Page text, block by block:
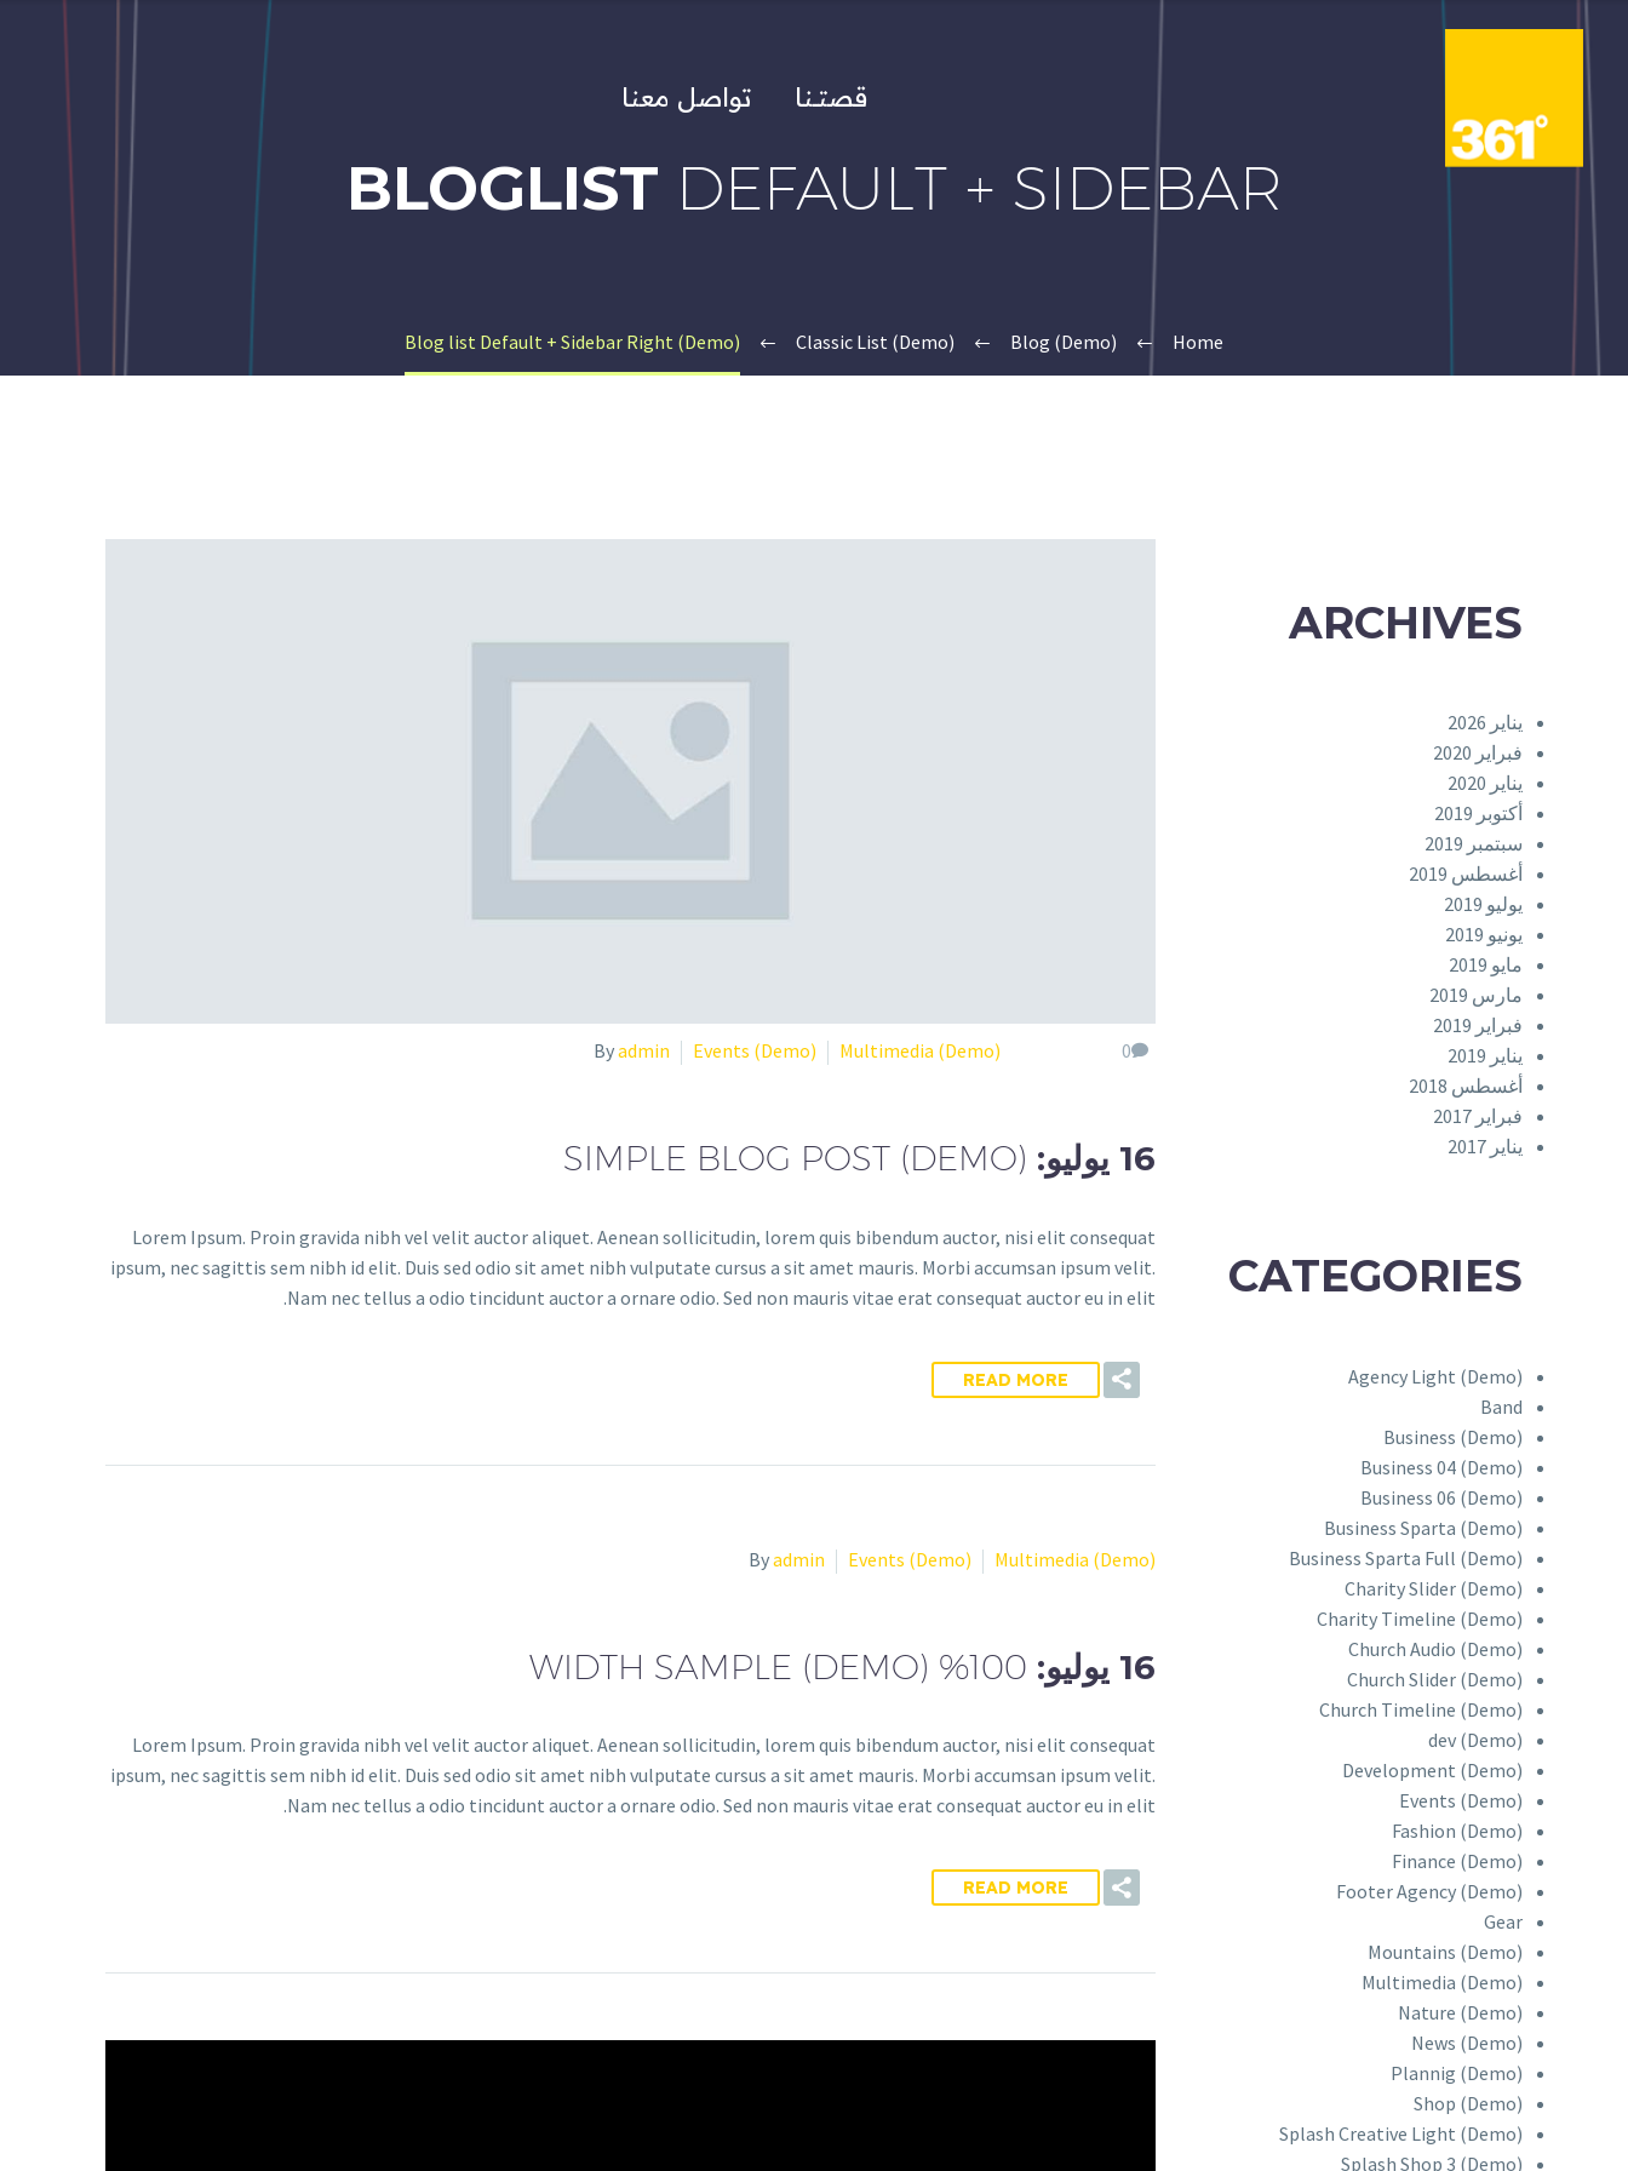
قصتــنا تواصل معنا
BLOGLIST DEFAULT + SIDEBAR
Home
Blog (Demo)
Classic List (Demo)
Blog list Default + Sidebar Right (Demo)
0
Byadmin Events (Demo) Multimedia (Demo)
16 يوليو: SIMPLE BLOG POST (DEMO)
Lorem Ipsum. Proin gravida nibh vel velit auctor aliquet. Aenean sollicitudin, lorem quis bibendum auctor, nisi elit consequat
ipsum, nec sagittis sem nibh id elit. Duis sed odio sit amet nibh vulputate cursus a sit amet mauris. Morbi accumsan ipsum velit.
Nam nec tellus a odio tincidunt auctor a ornare odio. Sed non mauris vitae erat consequat auctor eu in elit.
READ MORE
Byadmin Events (Demo) Multimedia (Demo)
16 يوليو: 100% WIDTH SAMPLE (DEMO)
Lorem Ipsum. Proin gravida nibh vel velit auctor aliquet. Aenean sollicitudin, lorem quis bibendum auctor, nisi elit consequat
ipsum, nec sagittis sem nibh id elit. Duis sed odio sit amet nibh vulputate cursus a sit amet mauris. Morbi accumsan ipsum velit.
Nam nec tellus a odio tincidunt auctor a ornare odio. Sed non mauris vitae erat consequat auctor eu in elit.
READ MORE
ARCHIVES
يناير 2026
فبراير 2020
يناير 2020
أكتوبر 2019
سبتمبر 2019
أغسطس 2019
يوليو 2019
يونيو 2019
مايو 2019
مارس 2019
فبراير 2019
يناير 2019
أغسطس 2018
فبراير 2017
يناير 2017
CATEGORIES
Agency Light (Demo)
Band
Business (Demo)
Business 04 (Demo)
Business 06 (Demo)
Business Sparta (Demo)
Business Sparta Full (Demo)
Charity Slider (Demo)
Charity Timeline (Demo)
Church Audio (Demo)
Church Slider (Demo)
Church Timeline (Demo)
dev (Demo)
Development (Demo)
Events (Demo)
Fashion (Demo)
Finance (Demo)
Footer Agency (Demo)
Gear
Mountains (Demo)
Multimedia (Demo)
Nature (Demo)
News (Demo)
Plannig (Demo)
Shop (Demo)
Splash Creative Light (Demo)
Splash Shop 3 (Demo)